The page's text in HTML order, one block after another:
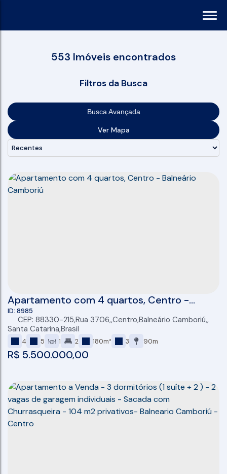
553 Imóveis encontrados
Busca Avançada
Ver Mapa
Apartamento com 4 quartos, Centro -
Balneário Camboriú
R$ 5.500.000,00
8985
CEP: 88330-215,Rua 3706 ,Centro,Balneário Camboriú ,
Santa Catarina,Brasil
4 5 1 2 180m² 3 90m